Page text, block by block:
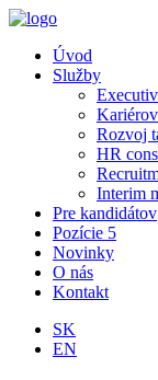
Úvod
Služby
Rozvoj
HR
Interim
Pre kandidátov
Pozície 5
Novinky
O nás
Kontakt
SK
EN